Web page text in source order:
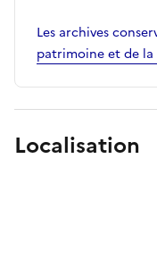
Les archives
patrimoine et de
Localisation